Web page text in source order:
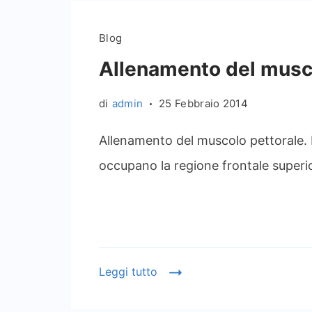
Blog
Allenamento del
di admin 25 Febbraio 2014
Allenamento del muscolo pettorale.
occupano la regione frontale
Leggi tutto